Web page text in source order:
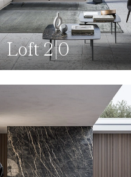
Loft 2|0